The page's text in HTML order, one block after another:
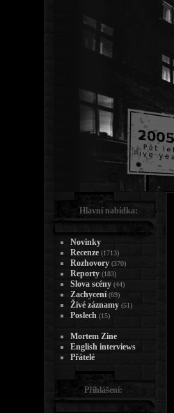
Hlavní nabídka:
Novinky
Recenze (1713)
Rozhovory (370)
Reporty (183)
Slova scény (44)
Zachycení (69)
Živé záznamy (51)
Poslech (15)
Mortem Zine
English interviews
Přátelé
Přihlášení: